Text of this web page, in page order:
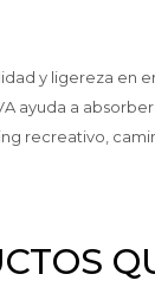
y ligereza
ayuda a
recreativo,